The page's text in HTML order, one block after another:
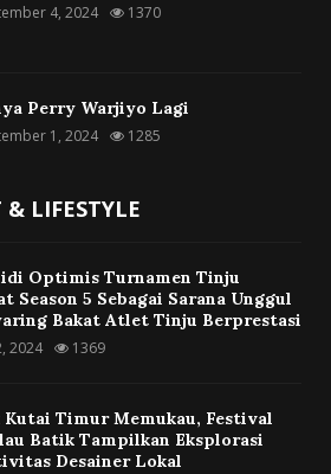
4, 2024 1370
Perry Warjiyo Lagi
1, 2024 1285
LIFESTYLE
Optimis Turnamen Tinju
Season 5 Sebagai Sarana Unggul
Bakat Atlet Tinju Berprestasi
2024 1369
Kutai Timur Memukau, Festival
Batik Tampilkan Eksplorasi
Desainer Lokal